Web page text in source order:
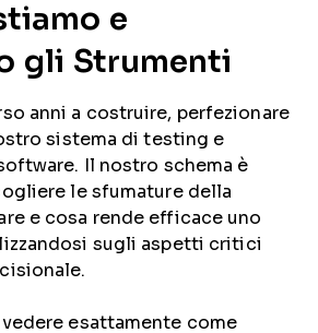
e
gli Strumenti
anni a costruire, perfezionare
sistema di testing e
Il nostro schema è
le sfumature della
e cosa rende efficace uno
sugli aspetti critici
esattamente come